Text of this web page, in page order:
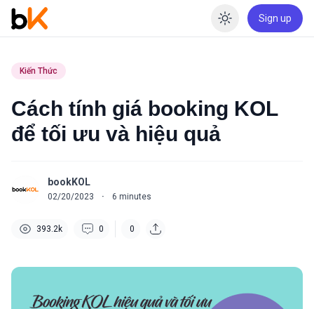
Enable
Sign up
Kiến Thức
Cách tính giá booking KOL
để tối ưu và hiệu quả
bookKOL
02/20/2023 · 6 minutes
393.2k 0 0